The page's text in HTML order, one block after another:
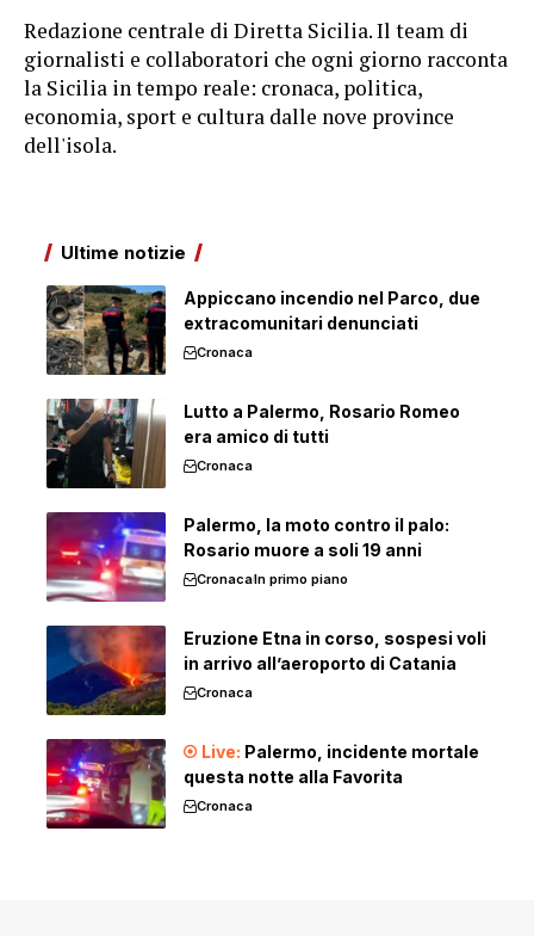
Redazione centrale di Diretta Sicilia. Il team di
giornalisti e collaboratori che ogni giorno racconta
la Sicilia in tempo reale: cronaca, politica,
economia, sport e cultura dalle nove province
dell'isola.
Ultime notizie
Appiccano incendio nel Parco, due
extracomunitari denunciati
Cronaca
Lutto a Palermo, Rosario Romeo
era amico di tutti
Cronaca
Palermo, la moto contro il palo:
Rosario muore a soli 19 anni
CronacaIn primo piano
Eruzione Etna in corso, sospesi voli
in arrivo all’aeroporto di Catania
Cronaca
Palermo, incidente mortale
questa notte alla Favorita
Cronaca